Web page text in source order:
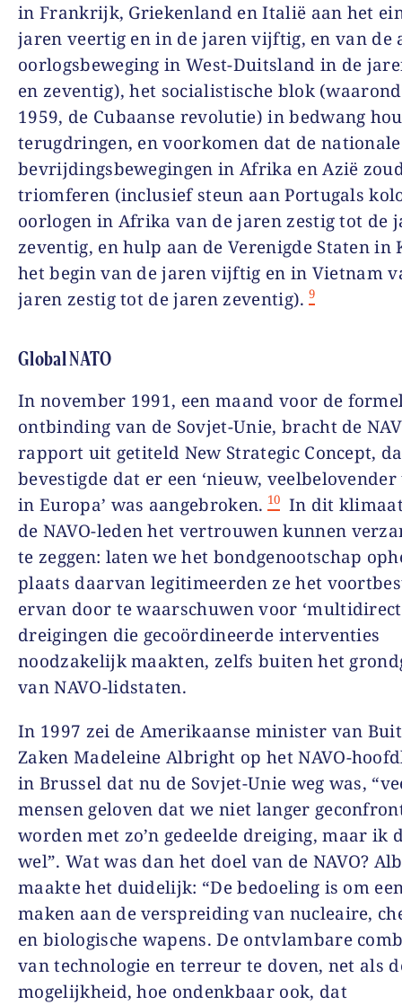
in Frankrijk, Griekenland en Italië aan het
jaren veertig en in de jaren vijftig, en van de
oorlogsbeweging in West-Duitsland in de
en zeventig), het socialistische blok
1959, de Cubaanse revolutie) in bedwang
terugdringen, en voorkomen dat de nationale
bevrijdingsbewegingen in Afrika en Azië
triomferen (inclusief steun aan Portugals
oorlogen in Afrika van de jaren zestig tot de
zeventig, en hulp aan de Verenigde Staten in
het begin van de jaren vijftig en in Vietnam
jaren zestig tot de jaren zeventig). 9
Global NATO
In november 1991, een maand voor de
ontbinding van de Sovjet-Unie, bracht de
rapport uit getiteld New Strategic Concept,
bevestigde dat er een ‘nieuw,
in Europa’ was aangebroken. 10 In dit
de NAVO-leden het vertrouwen kunnen
te zeggen: laten we het bondgenootschap
plaats daarvan legitimeerden ze het
ervan door te waarschuwen voor
dreigingen die gecoördineerde interventies
noodzakelijk maakten, zelfs buiten het
van NAVO-lidstaten.
In 1997 zei de Amerikaanse minister van
Zaken Madeleine Albright op het NAVO-
in Brussel dat nu de Sovjet-Unie weg was,
mensen geloven dat we niet langer
worden met zo’n gedeelde dreiging, maar ik
wel”. Wat was dan het doel van de NAVO?
maakte het duidelijk: “De bedoeling is om
maken aan de verspreiding van nucleaire,
en biologische wapens. De ontvlambare
van technologie en terreur te doven, net als
mogelijkheid, hoe ondenkbaar ook, dat